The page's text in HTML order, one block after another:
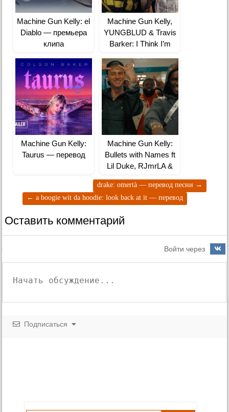
Machine Gun Kelly: el
Diablo — премьера
клипа
Machine Gun Kelly,
YUNGBLUD & Travis
Barker: I Think I’m
Machine Gun Kelly:
Taurus — перевод
Machine Gun Kelly:
Bullets with Names ft
Lil Duke, RJmrLA &
перевод
drake: omertà — перевод песни →
← a boogie wit da hoodie: look back at it — перевод
Оставить комментарий
Войти через
Подписаться